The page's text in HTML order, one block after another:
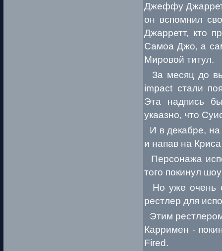
Джеффу
он вспомнил
Джарретт, кто
Самоа Джо, а
Мировой титул.
За месяц до
impact стали
Эта надпись
укаазно, что
И в декабре, на
и напав на
Персонажа
того покинул
Но уже очень
рестлер для
Этим
Карримен -
Fired.